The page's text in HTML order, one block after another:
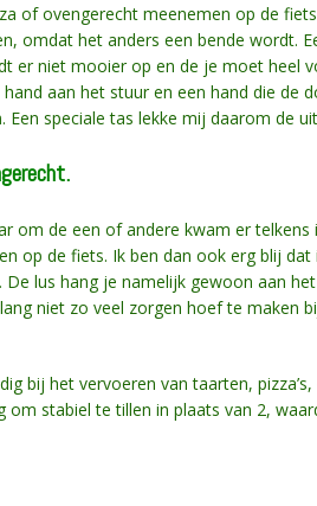
of ovengerecht meenemen op de
omdat het anders een bende wordt.
er niet mooier op en de je moet heel
aan het stuur en een hand die de
speciale tas lekke mij daarom de
om de een of andere kwam er
op de fiets. Ik ben dan ook erg blij
lus hang je namelijk gewoon aan
niet zo veel zorgen hoef te maken
bij het vervoeren van taarten,
om stabiel te tillen in plaats van 2,